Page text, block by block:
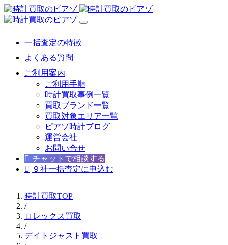
一括査定の特徴
よくある質問
ご利用案内
ご利用手順
時計買取事例一覧
買取ブランド一覧
買取対象エリア一覧
ピアゾ時計ブログ
運営会社
お問い合せ
チャットで相談する
９社一括査定に申込む
時計買取TOP
/
ロレックス買取
/
デイトジャスト買取